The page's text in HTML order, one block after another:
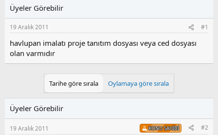
u
y
u
a
ş
l
n
l
a
ı
ç
t
a
r
h
i
Üyeler Görebilir
19 Aralık 2011 #1
havlupan imalatı proje tanıtım dosyası veya ced dosyası
olan varmıdır
Tarihe göre sırala Oylamaya göre sırala
Üyeler Görebilir
19 Aralık 2011 KONU SAHIBI #2